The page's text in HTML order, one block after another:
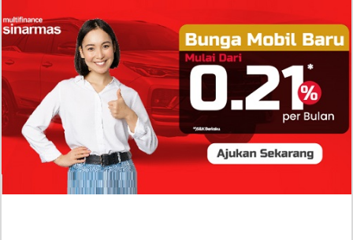
Molinie Terkuak, Diduga jadi Isyarat Go
Publik?
Profil Biodata Mathis Molinié, Chef Prancis Pacar
Baru Raisa Andriana yang Kini Resmi Go Publik?
Sumber Penghasilan Asila Maisa Apa Saja? Dituding
Beli Barang Branded Pakai Uang Ayah yang Jadi
Wabup!